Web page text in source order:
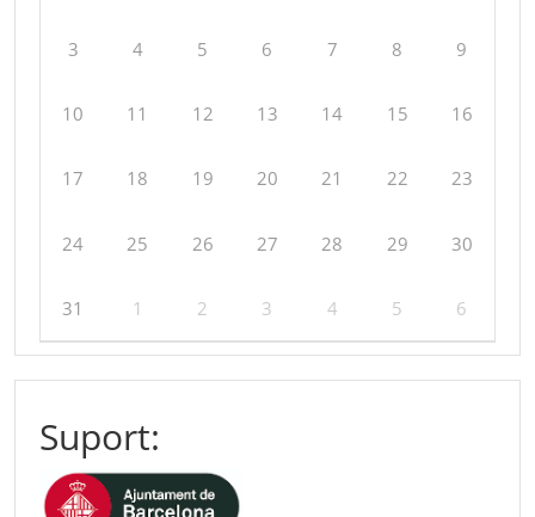
3 4 5 6 7 8 9
10 11 12 13 14 15 16
17 18 19 20 21 22 23
24 25 26 27 28 29 30
31 1 2 3 4 5 6
Suport: